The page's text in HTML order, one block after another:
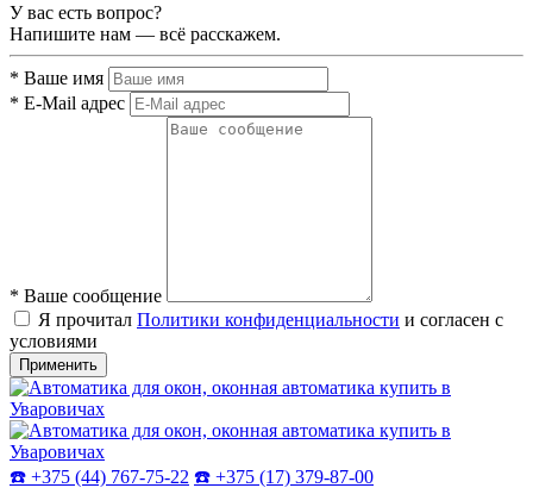
У вас есть вопрос?
Напишите нам — всё расскажем.
* Ваше имя
* E-Mail адрес
* Ваше сообщение
Я прочитал Политики конфиденциальности и согласен с
условиями
Применить
☎️ +375 (44) 767-75-22 ☎️ +375 (17) 379-87-00